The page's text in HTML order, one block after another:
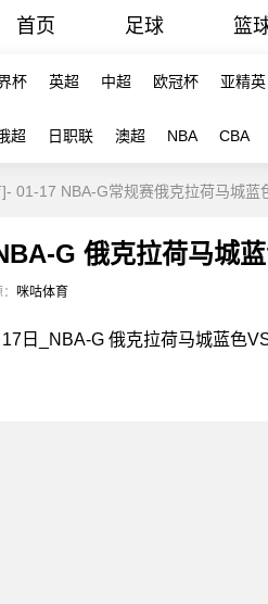
首页 足球 篮
杯 英超 中超 欧冠杯 亚精英
超 日职联 澳超 NBA CBA
01-17 NBA-G常规赛俄克拉荷马城蓝
G 俄克拉荷马城
咪咕体育
日_NBA-G 俄克拉荷马城蓝色